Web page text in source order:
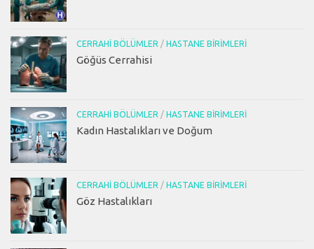
CERRAHI BÖLÜMLER / HASTANE BIRIMLERI
Göğüs Cerrahisi
CERRAHI BÖLÜMLER / HASTANE BIRIMLERI
Kadın Hastalıkları ve Doğum
CERRAHI BÖLÜMLER / HASTANE BIRIMLERI
Göz Hastalıkları